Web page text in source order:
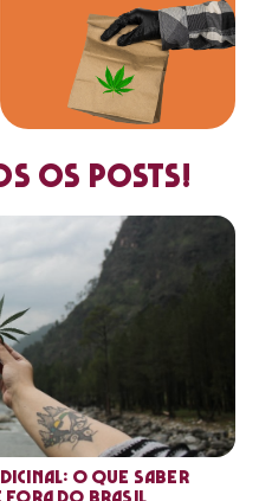
os posts!
o que saber